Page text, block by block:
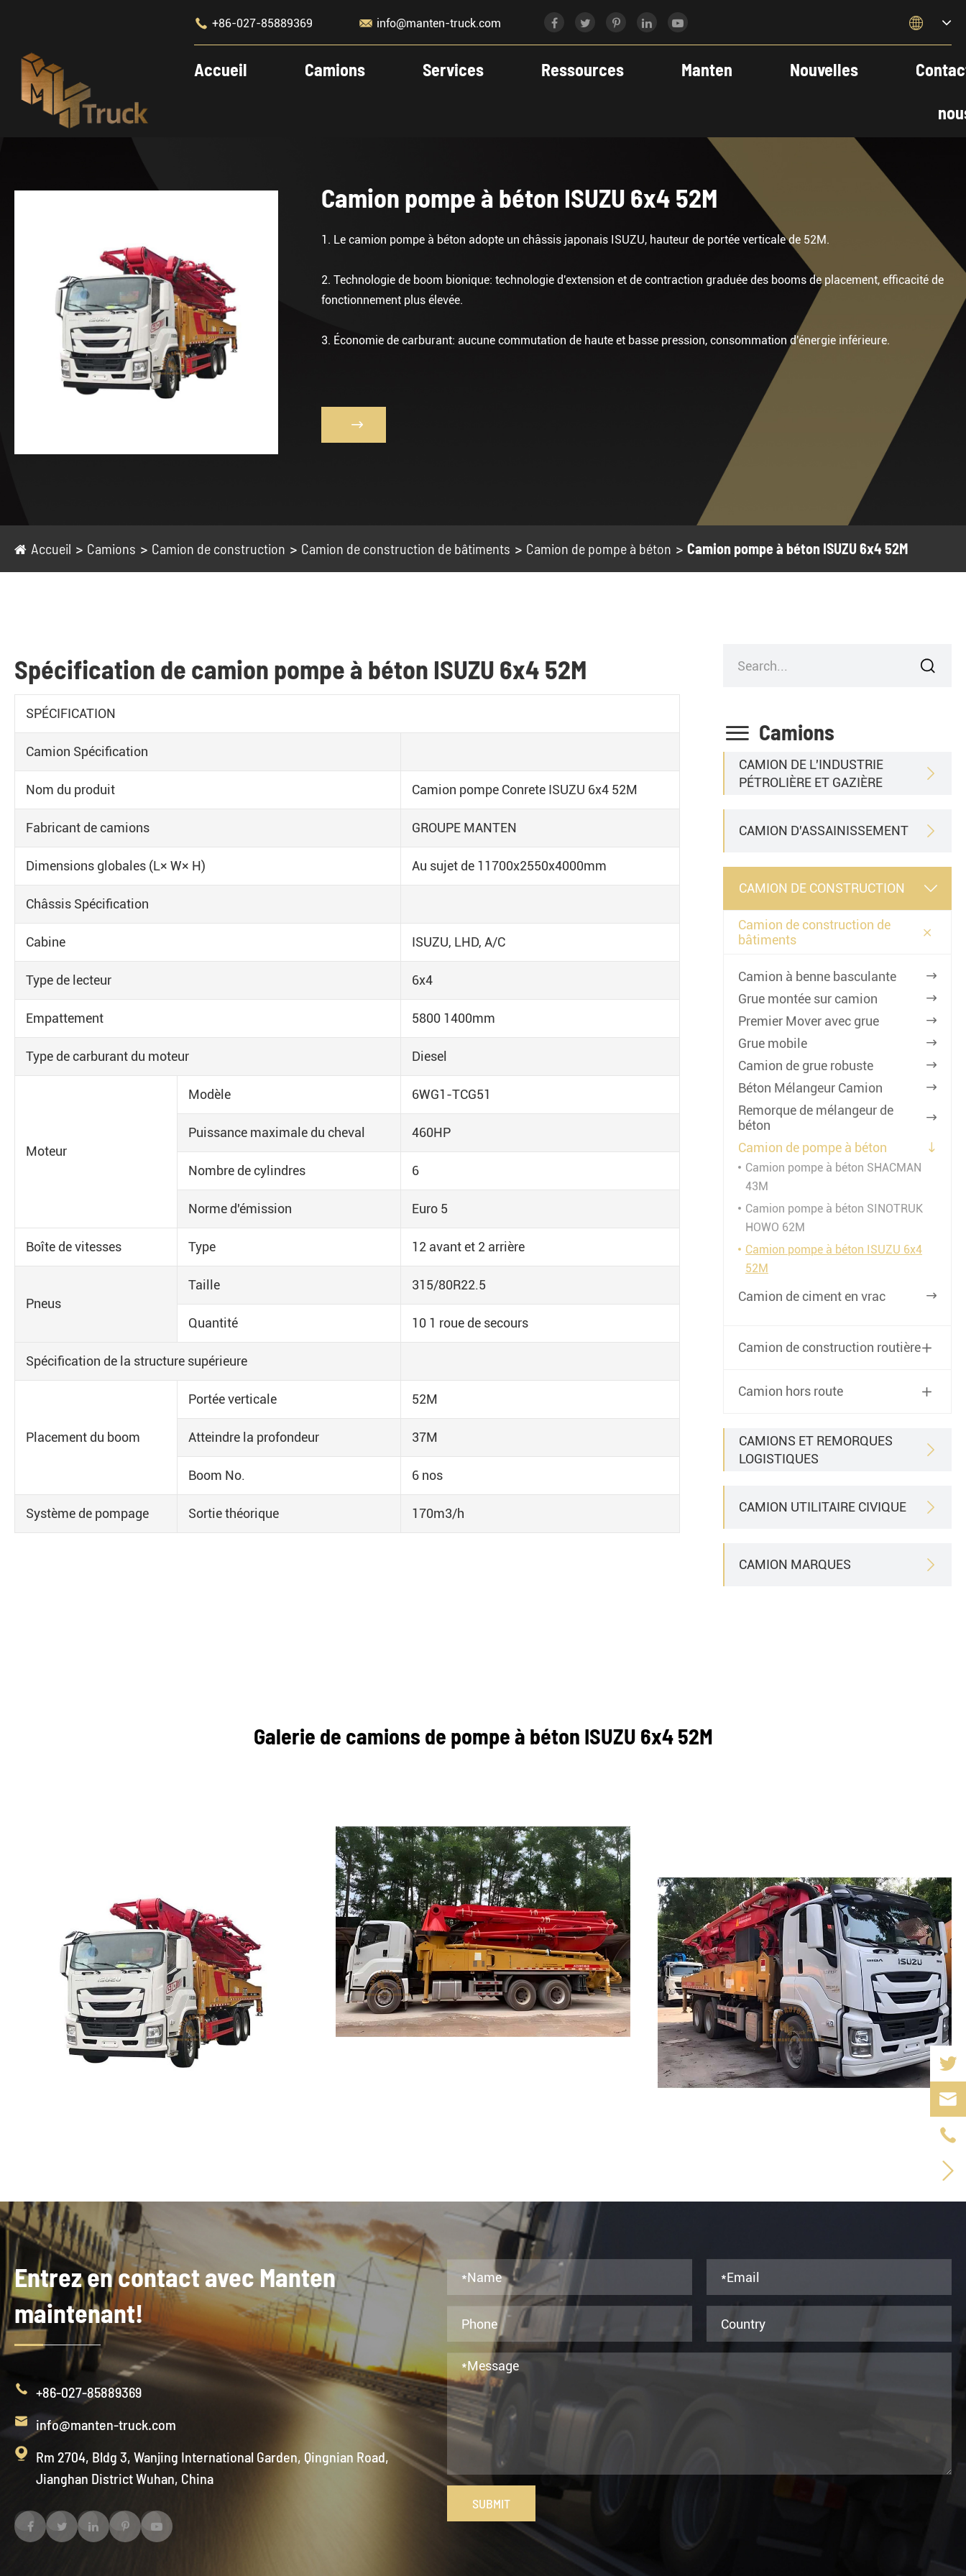
 +86-027-85889369  info@manten-truck.com 
Accueil Camions Services Ressources Manten Nouvelles
Camion pompe à béton ISUZU 6x4 52M
1. Le camion pompe à béton adopte un châssis japonais ISUZU, hauteur de portée verticale de 52M.
2. Technologie de boom bionique: technologie d'extension et de contraction graduée des booms de placement, efficacité de
fonctionnement plus élevée.
3. Économie de carburant: aucune commutation de haute et basse pression, consommation d'énergie inférieure.

Accueil Camions Camion de construction Camion de construction de bâtiments Camion de pompe à béton Camion pompe à béton ISUZU 6x4 52M
Spécification de camion pompe à béton ISUZU 6x4 52M
SPÉCIFICATION
Camion Spécification
Nom du produit Camion pompe Conrete ISUZU 6x4 52M
Fabricant de camions GROUPE MANTEN
Dimensions globales (L× W× H) Au sujet de 11700x2550x4000mm
Châssis Spécification
Cabine ISUZU, LHD, A/C
Type de lecteur 6x4
Empattement 5800 1400mm
Type de carburant du moteur Diesel
Moteur
Modèle 6WG1-TCG51
Puissance maximale du cheval 460HP
Nombre de cylindres 6
Norme d'émission Euro 5
Boîte de vitesses Type 12 avant et 2 arrière
Pneus
Taille 315/80R22.5
Quantité 10 1 roue de secours
Spécification de la structure supérieure
Placement du boom
Portée verticale 52M
Atteindre la profondeur 37M
Boom No. 6 nos
Système de pompage Sortie théorique 170m3/h

 Camions
CAMION DE L'INDUSTRIE
PÉTROLIÈRE ET GAZIÈRE

CAMION D'ASSAINISSEMENT 
CAMION DE CONSTRUCTION 
Camion de construction de
bâtiments

Camion à benne basculante 
Grue montée sur camion 
Premier Mover avec grue 
Grue mobile 
Camion de grue robuste 
Béton Mélangeur Camion 
Remorque de mélangeur de
béton

Camion de pompe à béton 
Camion pompe à béton SHACMAN
43M
Camion pompe à béton SINOTRUK
HOWO 62M
Camion pompe à béton ISUZU 6x4
52M
Camion de ciment en vrac 
Camion de construction routière
Camion hors route 
CAMIONS ET REMORQUES
LOGISTIQUES

CAMION UTILITAIRE CIVIQUE 
CAMION MARQUES 
Galerie de camions de pompe à béton ISUZU 6x4 52M
Entrez en contact avec Manten
maintenant!
 +86-027-85889369
 info@manten-truck.com

Rm 2704, Bldg 3, Wanjing International Garden, Qingnian Road,
Jianghan District Wuhan, China
SUBMIT


